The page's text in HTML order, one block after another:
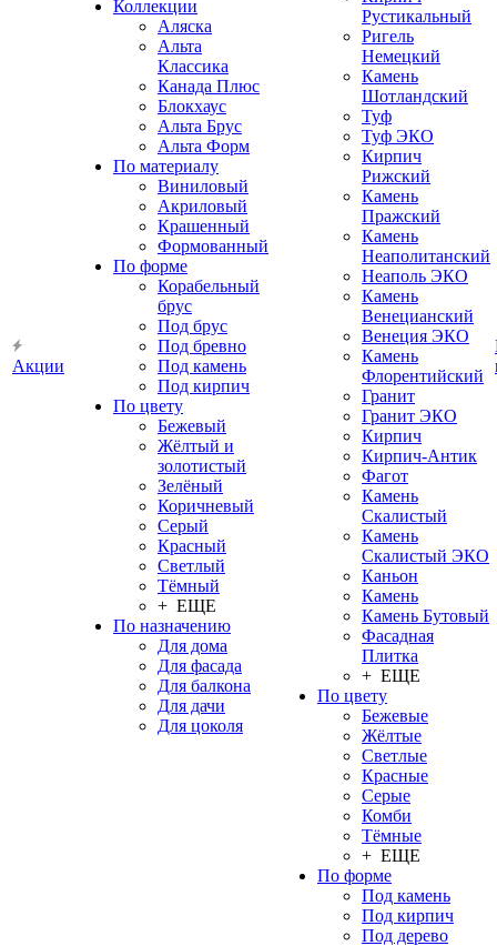
Акции
Коллекции
Аляска
Альта
Классика
Канада Плюс
Блокхаус
Альта Брус
Альта Форм
По материалу
Виниловый
Акриловый
Крашенный
Формованный
По форме
Корабельный
брус
Под брус
Под бревно
Под камень
Под кирпич
По цвету
Бежевый
Жёлтый и
золотистый
Зелёный
Коричневый
Серый
Красный
Светлый
Тёмный
+ ЕЩЕ
По назначению
Для дома
Для фасада
Для балкона
Для дачи
Для цоколя
Рустикальный
Ригель
Немецкий
Камень
Шотландский
Туф
Туф ЭКО
Кирпич
Рижский
Камень
Пражский
Камень
Неаполитанский
Неаполь ЭКО
Камень
Венецианский
Венеция ЭКО
Камень
Флорентийский
Гранит
Гранит ЭКО
Кирпич
Кирпич-Антик
Фагот
Камень
Скалистый
Камень
Скалистый ЭКО
Каньон
Камень
Камень Бутовый
Фасадная
Плитка
+ ЕЩЕ
По цвету
Бежевые
Жёлтые
Светлые
Красные
Серые
Комби
Тёмные
+ ЕЩЕ
По форме
Под камень
Под кирпич
Под дерево